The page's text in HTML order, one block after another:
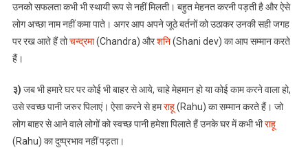
ग्रह
खराब
और
अपने
शुभ
उनको सफलता कभी भी स्थायी रूप से नहीं मिलती। बहुत मेहनत करनी पड़ती है और ऐसे
लोग अच्छा नाम नहीं कमा पाते। अगर आप अपने जूठे बर्तनों को उठाकर उनकी सही जगह
पर रख आते हैं तोचन्द्रमा(Chandra) औरशनि(Shani dev) का आप सम्मान करते
हैं।
३) जब भी हमारे घर पर कोई भी बाहर से आये, चाहे मेहमान हो या कोई काम करने वाला हो,
उसे स्वच्छ पानी जरुर पिलाएं। ऐसा करने से हमराहू(Rahu) का सम्मान करते हैं। जो
लोग बाहर से आने वाले लोगों को स्वच्छ पानी हमेशा पिलाते हैं उनके घर में कभी भीराहू
(Rahu) का दुष्प्रभाव नहीं पड़ता।